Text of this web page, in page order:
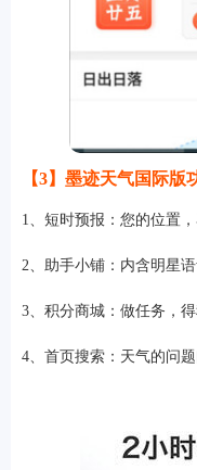
【3】墨迹天气国际版
1、短时预报：您的位置
2、助手小铺：内含明星
3、积分商城：做任务，
4、首页搜索：天气的问